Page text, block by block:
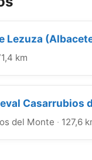
Lezuza
km
Casarrubios
del Monte · 127,6